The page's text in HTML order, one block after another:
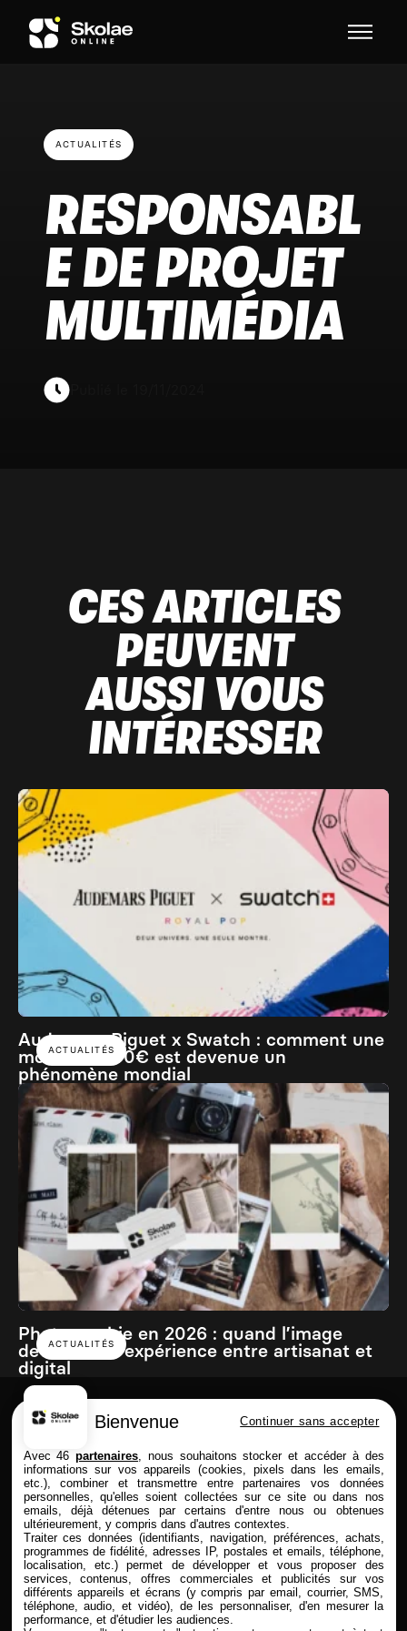
Skip to content
ACTUALITÉS
RESPONSABL
E DE PROJET
MULTIMÉDIA
CES ARTICLES
PEUVENT
AUSSI VOUS
INTÉRESSER
ACTUALITÉS
Audemars Piguet x Swatch : comment une
montre à 400€ est devenue un
phénomène mondial
ACTUALITÉS
Photographie en 2026 : quand l’image
devient une expérience entre artisanat et
digital
FORMATIONS
Commerce & Achat
Design & Photo
Comptabilité & Finance
Immobilier
Marketing & Communication
SKOLAE ONLINE
Présentation
Enseignement à distance
Admission & Financement
Alternance & entreprise
Rythmes & contrats
Continuer sans accepter
Bienvenue
Avec 46partenaires , nous souhaitons stocker et accéder à des
informations sur vos appareils (cookies, pixels dans les emails,
etc.), combiner et transmettre entre partenaires vos données
personnelles, qu'elles soient collectées sur ce site ou dans nos
emails, déjà détenues par certains d'entre nous ou obtenues
ultérieurement, y compris dans d'autres contextes.
Traiter ces données (identifiants, navigation, préférences, achats,
programmes de fidélité, adresses IP, postales et emails, téléphone,
localisation, etc.) permet de développer et vous proposer des
services, contenus, offres commerciales et publicités sur vos
différents appareils et écrans (y compris par email, courrier, SMS,
téléphone, audio, et vidéo), de les personnaliser, d'en mesurer la
performance, et d'étudier les audiences.